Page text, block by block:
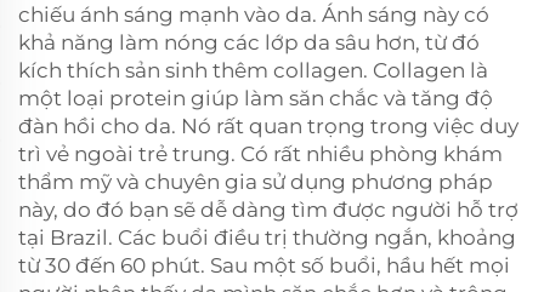
chiếu ánh sáng mạnh vào da. Ánh sáng này có
khả năng làm nóng các lớp da sâu hơn, từ đó
kích thích sản sinh thêm collagen. Collagen là
một loại protein giúp làm săn chắc và tăng độ
đàn hồi cho da. Nó rất quan trọng trong việc duy
trì vẻ ngoài trẻ trung. Có rất nhiều phòng khám
thẩm mỹ và chuyên gia sử dụng phương pháp
này, do đó bạn sẽ dễ dàng tìm được người hỗ trợ
tại Brazil. Các buổi điều trị thường ngắn, khoảng
từ 30 đến 60 phút. Sau một số buổi, hầu hết mọi